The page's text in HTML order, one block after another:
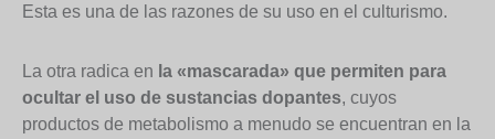
Esta es una de las razones de su uso en el culturismo.
La otra radica en la «mascarada» que permiten para
ocultar el uso de sustancias dopantes, cuyos
productos de metabolismo a menudo se encuentran en la